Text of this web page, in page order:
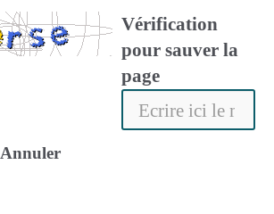
Vérification
pour sauver la
page
Annuler